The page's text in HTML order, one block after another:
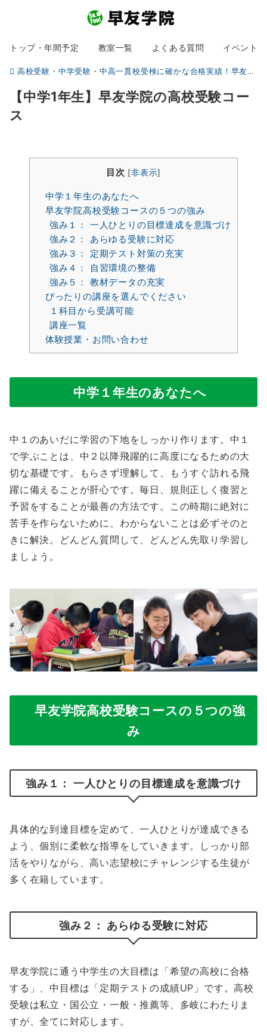
トップ・年間予定 教室一覧 よくある質問 イベント
高校受験・中学受験・中高一貫校受検に確かな合格実績！早友学院（そうゆうがくいん）
【中学1年生】早友学院の高校受験コー
ス
目次 [非表示]
中学１年生のあなたへ
早友学院高校受験コースの５つの強み
強み１： 一人ひとりの目標達成を意識づけ
強み２： あらゆる受験に対応
強み３： 定期テスト対策の充実
強み４： 自習環境の整備
強み５： 教材データの充実
ぴったりの講座を選んでください
１科目から受講可能
講座一覧
体験授業・お問い合わせ
中学１年生のあなたへ
中１のあいだに学習の下地をしっかり作ります。中１
で学ぶことは、中２以降飛躍的に高度になるための大
切な基礎です。もらさず理解して、もうすぐ訪れる飛
躍に備えることが肝心です。毎日、規則正しく復習と
予習をすることが最善の方法です。この時期に絶対に
苦手を作らないために、わからないことは必ずそのと
きに解決。どんどん質問して、どんどん先取り学習し
ましょう。
早友学院高校受験コースの５つの強
み
強み１： 一人ひとりの目標達成を意識づけ
具体的な到達目標を定めて、一人ひとりが達成できる
よう、個別に柔軟な指導をしていきます。しっかり部
活をやりながら、高い志望校にチャレンジする生徒が
多く在籍しています。
強み２： あらゆる受験に対応
早友学院に通う中学生の大目標は「希望の高校に合格
する」、中目標は「定期テストの成績UP」です。高校
受験は私立・国公立・一般・推薦等、多岐にわたりま
すが、全てに対応します。